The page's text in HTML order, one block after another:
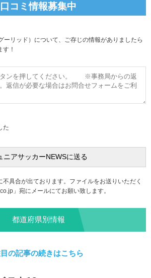
口コミ情報募集中
ーリッド）について、ご存じの情報がありましたら
！
た
具合が出ております。ファイルをお送りいただく
」宛にメールにてお願い致します。
都道府県別情報
の記事の続きはこちら